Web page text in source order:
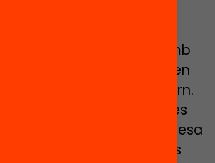
escolar perquè hi ha
escolar té a veure amb
de l’alumnat i en
reflecteixen el seu entorn.
és
municipi té molta pobresa
estrangera tindrà més